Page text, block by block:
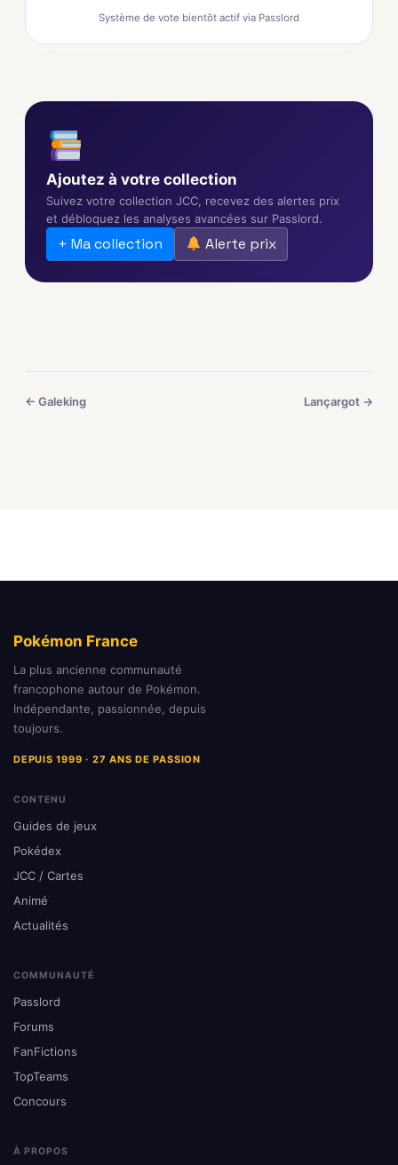
Système de vote bientôt actif via Passlord
Ajoutez à votre collection
Suivez votre collection JCC, recevez des alertes prix
et débloquez les analyses avancées sur Passlord.
+ Ma collection Alerte prix
← Galeking Lançargot →
Pokémon France
La plus ancienne communauté
francophone autour de Pokémon.
Indépendante, passionnée, depuis
toujours.
DEPUIS 1999 · 27 ANS DE PASSION
CONTENU
Guides de jeux
Pokédex
JCC / Cartes
Animé
Actualités
COMMUNAUTÉ
Passlord
Forums
FanFictions
TopTeams
Concours
À PROPOS